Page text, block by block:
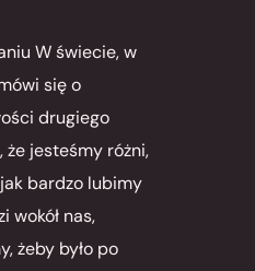
W świecie, w
się o
drugiego
że jesteśmy różni,
bardzo lubimy
wokół nas,
żeby było po